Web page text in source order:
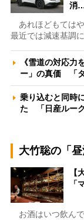
消
あれほどもてはや
最近では減速基調
《雪道の対応力
ー」の真価 「
乗り込むと同時
た 「日産ルー
大竹聡の「昼
【
「
お酒はいつ飲ん